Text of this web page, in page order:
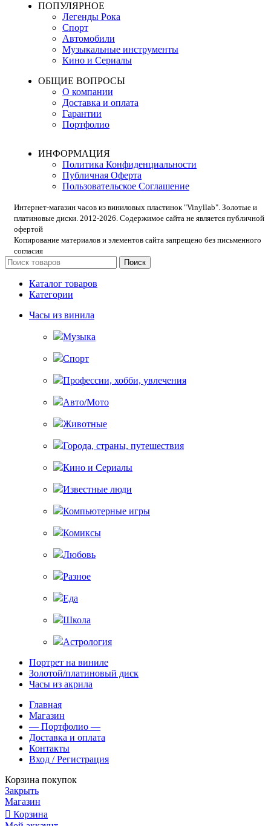
ПОПУЛЯРНОЕ
Легенды Рока
Спорт
Автомобили
Музыкальные инструменты
Кино и Сериалы
ОБЩИЕ ВОПРОСЫ
О компании
Доставка и оплата
Гарантии
Портфолио
ИНФОРМАЦИЯ
Политика Конфиденциальности
Публичная Оферта
Пользовательское Соглашение
Интернет-магазин часов из виниловых пластинок "Vinyllab". Золотые и
платиновые диски. 2012-2026. Содержимое сайта не является публичной
офертой
Копирование материалов и элементов сайта запрещено без письменного
согласия
Поиск
Каталог товаров
Категории
Часы из винила
Музыка
Спорт
Профессии, хобби, увлечения
Авто/Мото
Животные
Города, страны, путешествия
Кино и Сериалы
Известные люди
Компьютерные игры
Комиксы
Любовь
Разное
Еда
Школа
Астрология
Портрет на виниле
Золотой/платиновый диск
Часы из акрила
Главная
Магазин
— Портфолио —
Доставка и оплата
Контакты
Вход / Регистрация
Корзина покупок
Закрыть
Магазин
Корзина